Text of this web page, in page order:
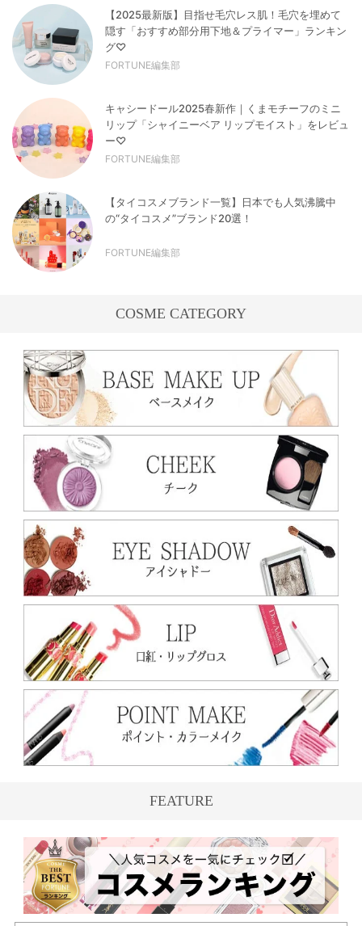
【2025最新版】目指せ毛穴レス肌！毛穴を埋めて
隠す「おすすめ部分用下地＆プライマー」ランキン
グ♡
FORTUNE編集部
キャシードール2025春新作｜くまモチーフのミニ
リップ「シャイニーベア リップモイスト」をレビュ
ー♡
FORTUNE編集部
【タイコスメブランド一覧】日本でも人気沸騰中
の“タイコスメ”ブランド20選！
FORTUNE編集部
COSME CATEGORY
FEATURE